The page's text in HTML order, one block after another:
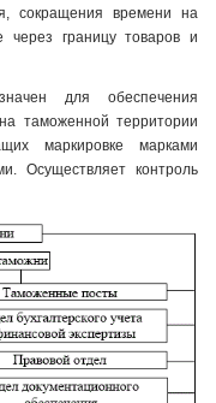
сокращения времени на
границу товаров и
для обеспечения
таможенной территории
маркировке марками
Осуществляет контроль